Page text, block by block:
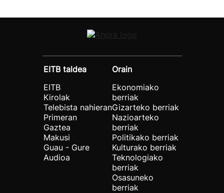
EITB taldea
EITB
Kirolak
Telebista nahieran
Primeran
Gaztea
Makusi
Guau - Gure
Audioa
Orain
Ekonomiako
berriak
Gizarteko berriak
Nazioarteko
berriak
Politikako berriak
Kulturako berriak
Teknologiako
berriak
Osasuneko
berriak